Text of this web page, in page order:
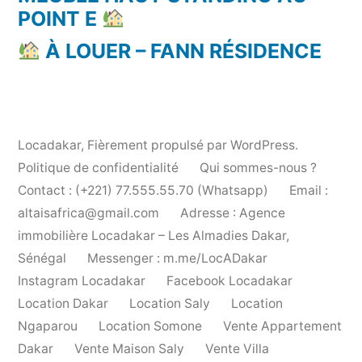
POINT E
À LOUER – FANN RÉSIDENCE
Locadakar, Fièrement propulsé par WordPress.
Politique de confidentialité
Qui sommes-nous ?
Contact : (+221) 77.555.55.70 (Whatsapp)
Email :
altaisafrica@gmail.com
Adresse : Agence
immobilière Locadakar – Les Almadies Dakar,
Sénégal
Messenger : m.me/LocADakar
Instagram Locadakar
Facebook Locadakar
Location Dakar
Location Saly
Location
Ngaparou
Location Somone
Vente Appartement
Dakar
Vente Maison Saly Vente Villa